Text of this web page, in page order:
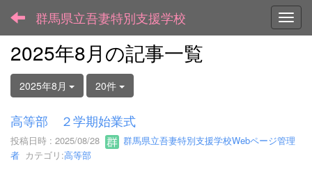
群馬県立吾妻特別支援学校
2025年8月の記事一覧
2025年8月 20件
高等部 ２学期始業式
投稿日時 : 2025/08/28
群馬県立吾妻特別支援学校Webページ管理
者 カテゴリ:高等部